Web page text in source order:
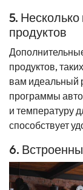
5.
продуктов
продуктов,
вам идеальный
программы
и температуру
способствует
6.